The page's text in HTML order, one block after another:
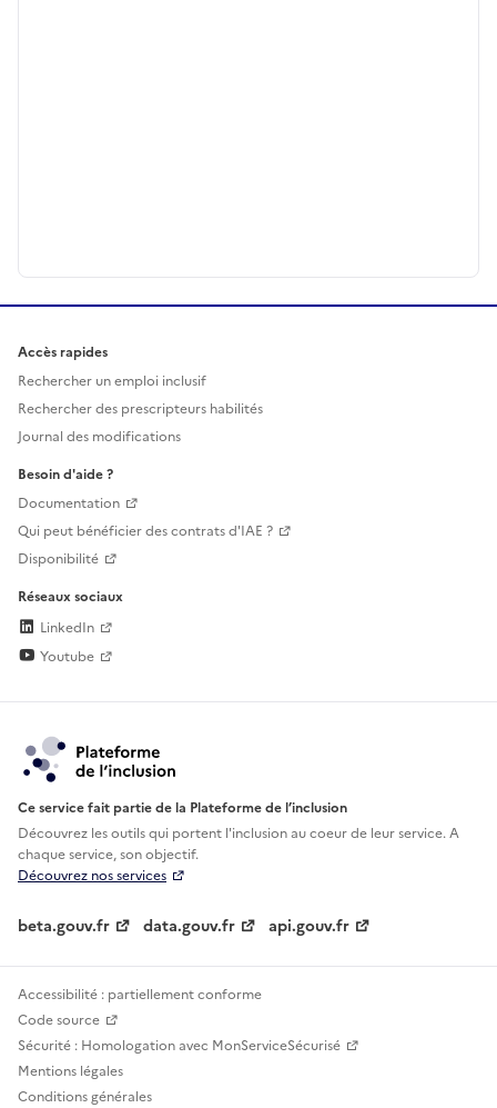
Accès rapides
Rechercher un emploi inclusif
Rechercher des prescripteurs habilités
Journal des modifications
Besoin d'aide ?
Documentation
Qui peut bénéficier des contrats d'IAE ?
Disponibilité
Réseaux sociaux
LinkedIn
Youtube
Ce service fait partie de la Plateforme de l’inclusion
Découvrez les outils qui portent l'inclusion aucoeur de leur service. A
chaque service, son objectif.
Découvrez nos services
beta.gouv.fr data.gouv.fr api.gouv.fr
Accessibilité : partiellement conforme
Code source
Sécurité : Homologation avec MonServiceSécurisé
Mentions légales
Conditions générales